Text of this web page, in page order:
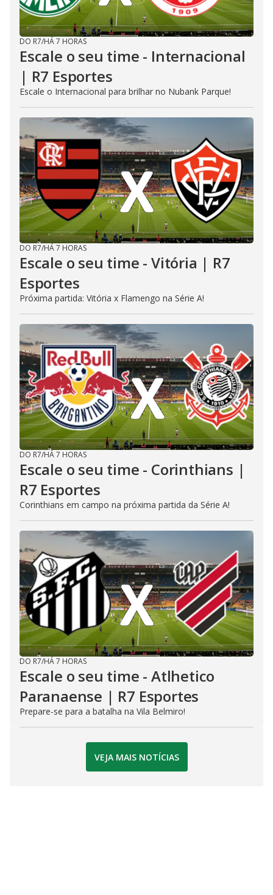
DO R7/HÁ 7 HORAS
Escale o seu time - Internacional
| R7 Esportes
Escale o Internacional para brilhar no Nubank Parque!
DO R7/HÁ 7 HORAS
Escale o seu time - Vitória | R7
Esportes
Próxima partida: Vitória x Flamengo na Série A!
DO R7/HÁ 7 HORAS
Escale o seu time - Corinthians |
R7 Esportes
Corinthians em campo na próxima partida da Série A!
DO R7/HÁ 7 HORAS
Escale o seu time - Atlhetico
Paranaense | R7 Esportes
Prepare-se para a batalha na Vila Belmiro!
VEJA MAIS NOTÍCIAS